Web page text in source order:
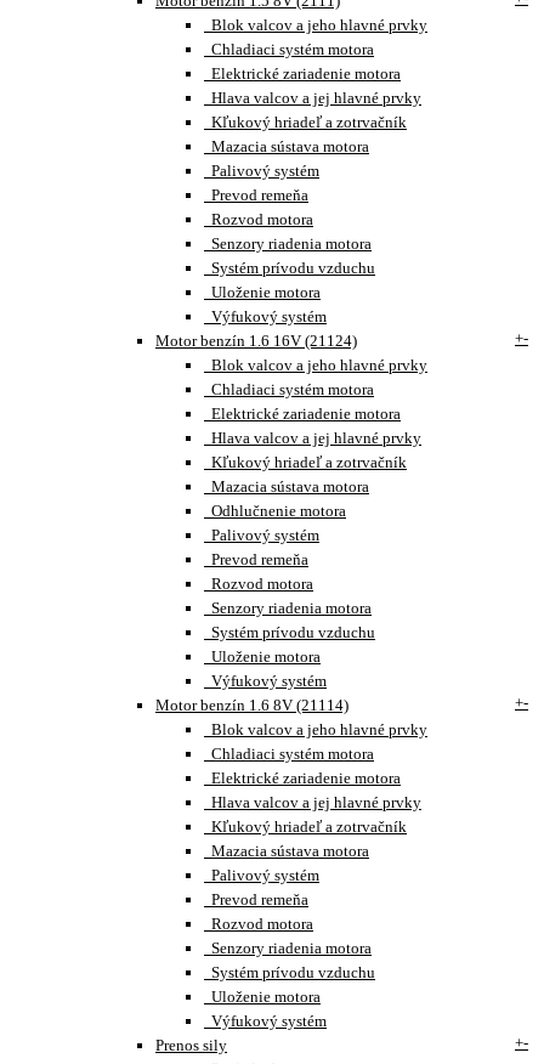
Blok valcov a jeho hlavné prvky
Chladiaci systém motora
Elektrické zariadenie motora
Hlava valcov a jej hlavné prvky
Kľukový hriadeľ a zotrvačník
Mazacia sústava motora
Palivový systém
Prevod remeňa
Rozvod motora
Senzory riadenia motora
Systém prívodu vzduchu
Uloženie motora
Výfukový systém
Motor benzín 1.6 16V (21124)
+-
Blok valcov a jeho hlavné prvky
Chladiaci systém motora
Elektrické zariadenie motora
Hlava valcov a jej hlavné prvky
Kľukový hriadeľ a zotrvačník
Mazacia sústava motora
Odhlučnenie motora
Palivový systém
Prevod remeňa
Rozvod motora
Senzory riadenia motora
Systém prívodu vzduchu
Uloženie motora
Výfukový systém
Motor benzín 1.6 8V (21114)
+-
Blok valcov a jeho hlavné prvky
Chladiaci systém motora
Elektrické zariadenie motora
Hlava valcov a jej hlavné prvky
Kľukový hriadeľ a zotrvačník
Mazacia sústava motora
Palivový systém
Prevod remeňa
Rozvod motora
Senzory riadenia motora
Systém prívodu vzduchu
Uloženie motora
Výfukový systém
Prenos sily
+-